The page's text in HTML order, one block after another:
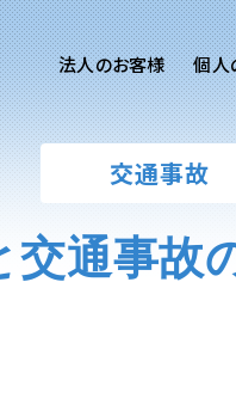
法人のお客様
労務専用
イト
個人
客様ご相談
交通事故
通事故